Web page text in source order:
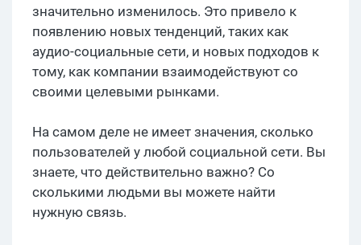
значительно изменилось. Это привело к
появлению новых тенденций, таких как
аудио-социальные сети, и новых подходов к
тому, как компании взаимодействуют со
своими целевыми рынками.
На самом деле не имеет значения, сколько
пользователей у любой социальной сети. Вы
знаете, что действительно важно? Со
сколькими людьми вы можете найти
нужную связь.